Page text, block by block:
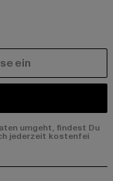
umgeht, findest Du
jederzeit kostenfei